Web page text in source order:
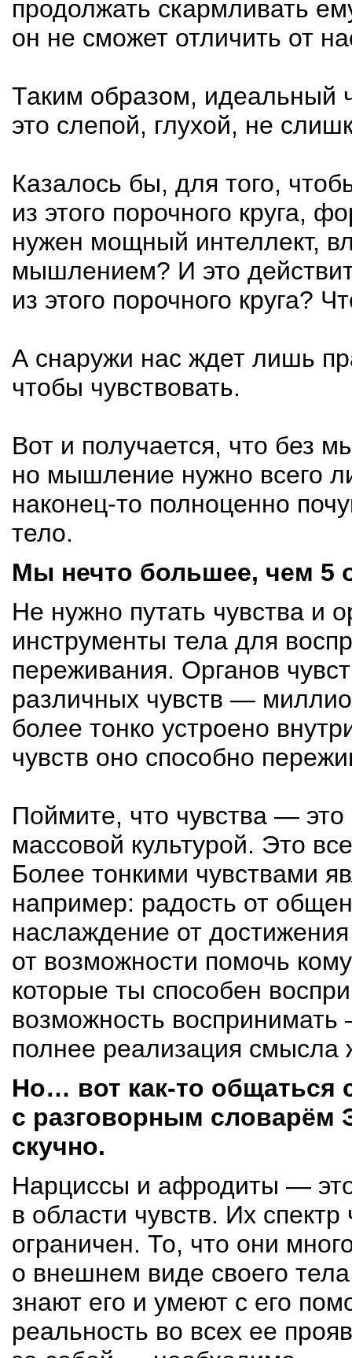
продолжать скармливать
он не сможет отличить от
Таким образом,
это слепой, глухой, не
Казалось бы, для того,
из этого порочного круга,
нужен мощный интеллект,
мышлением? И это
из этого порочного круга?
А снаружи нас ждет лишь
чтобы чувствовать.
Вот и получается, что без
но мышление нужно всего
наконец-то полноценно
тело.
Мы нечто большее, чем 5
Не нужно путать чувства и
инструменты тела для
переживания. Органов
различных чувств —
более тонко устроено
чувств оно способно
Поймите, что чувства — это
массовой культурой. Это
Более тонкими чувствами
например: радость от
наслаждение от
от возможности помочь
которые ты способен
возможность
полнее реализация смысла
Но… вот как-то общаться
с разговорным словарём
скучно.
Нарциссы и афродиты —
в области чувств. Их
ограничен. То, что они
о внешнем виде своего
знают его и умеют с его
реальность во всех ее